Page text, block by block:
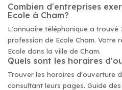
Combien d'entreprises
Ecole à Cham?
L'annuaire téléphonique a trouvé
profession de Ecole Cham. Votre
Ecole dans la ville de Cham.
Quels sont les horaires
Trouver les horaires d'ouverture
consultant leurs pages. Guide